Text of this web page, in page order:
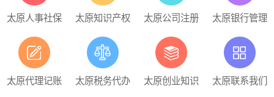
太原人事社保 太原知识产权 太原公司注册 太原银行管理
太原代理记账 太原税务代办 太原创业知识 太原联系我们